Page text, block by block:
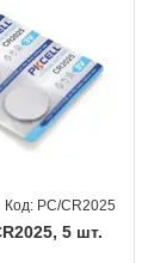
5 шт.
PC/CR2025